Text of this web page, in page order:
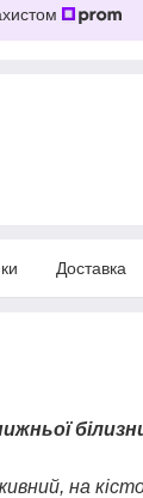
Доставка
на